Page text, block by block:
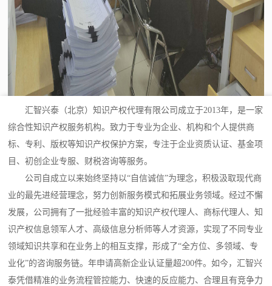
汇智兴泰（北京）知识产权代理有限公司成立于2013年，是一家
综合性知识产权服务机构。致力于专业为企业、机构和个人提供商
标、专利、版权等知识产权保护方案，专注于企业资质认证、基金项
目、初创企业专服、财税咨询等服务。
公司自成立以来始终坚持以“自信诚信”为理念，积极汲取现代商
业的最先进经营理念，努力创新服务模式和拓展业务领域。经过不懈
发展，公司拥有了一批经验丰富的知识产权代理人、商标代理人、知
识产权信息领军人才、高级信息分析师等人才资源，实现了不同专业
领域知识共享和在业务上的相互支撑，形成了“全方位、多领域、专
业化”的咨询服务链。年申请高新企业认证量超200件。如今，汇智兴
泰凭借精准的业务流程管控能力、快速的反应能力、合理且有竞争力